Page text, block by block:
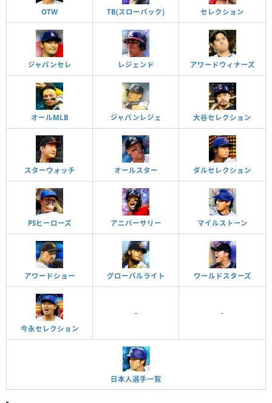
OTW TB(スローバック) セレクション
ジャパンセレ レジェンド アワードウィナーズ
オールMLB ジャパンレジェ 大谷セレクション
スターウォッチ オールスター ダルセレクション
PSヒーローズ アニバーサリー マイルストーン
アワードショー グローバルライト ワールドスターズ
今永セレクション
- -
日本人選手一覧